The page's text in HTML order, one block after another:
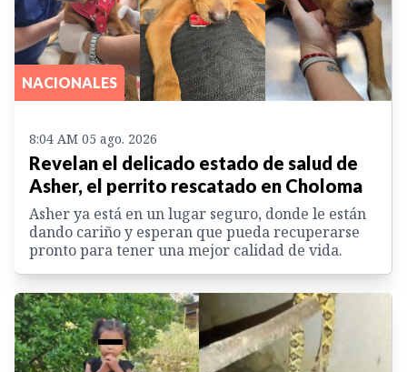
NACIONALES
8:04 AM 05 ago. 2026
Revelan el delicado estado de salud de
Asher, el perrito rescatado en Choloma
Asher ya está en un lugar seguro, donde le están
dando cariño y esperan que pueda recuperarse
pronto para tener una mejor calidad de vida.